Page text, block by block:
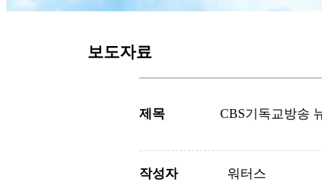
보도자료
제목 CBS기독교방송
작성자 워터스